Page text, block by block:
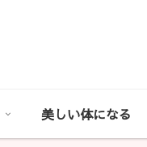
美しい体になる